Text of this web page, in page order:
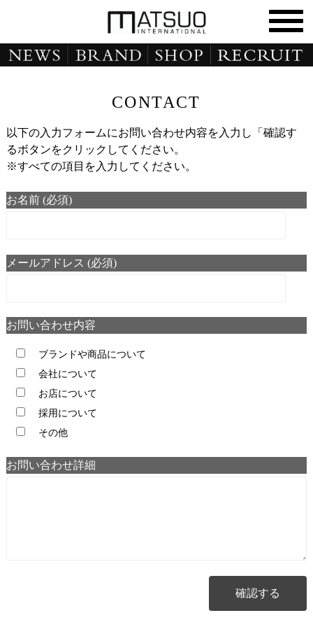
CONTACT
以下の入力フォームにお問い合わせ内容を入力し「確認す
るボタンをクリックしてください。
※すべての項目を入力してください。
お名前 (必須)
メールアドレス (必須)
お問い合わせ内容
ブランドや商品について
会社について
お店について
採用について
その他
お問い合わせ詳細